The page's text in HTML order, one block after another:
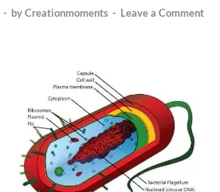
- byCreationmoments - Leave a Comment